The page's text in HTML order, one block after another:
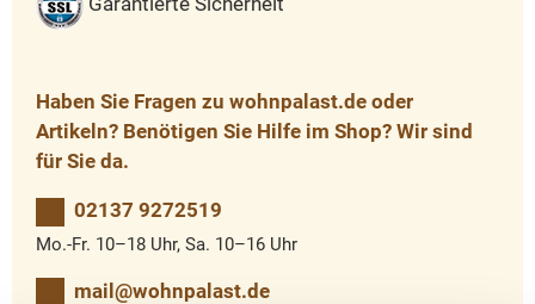
Haben Sie Fragen zu wohnpalast.de oder
Artikeln? Benötigen Sie Hilfe im Shop? Wir sind
für Sie da.
02137 9272519
Mo.-Fr. 10–18 Uhr, Sa. 10–16 Uhr
mail@wohnpalast.de